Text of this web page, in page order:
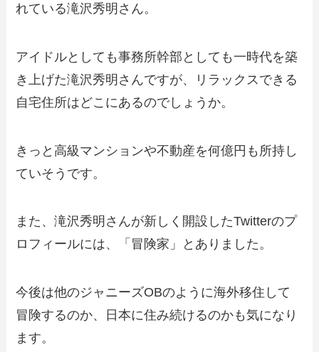
れている滝沢秀明さん。
アイドルとしても事務所幹部としても一時代を築
き上げた滝沢秀明さんですが、リラックスできる
自宅住所はどこにあるのでしょうか。
きっと高級マンションや不動産を何億円も所持し
ていそうです。
また、滝沢秀明さんが新しく開設したTwitterのプ
ロフィールには、「冒険家」とありました。
今後は他のジャニーズOBのように海外移住して
冒険するのか、日本に住み続けるのかも気になり
ます。